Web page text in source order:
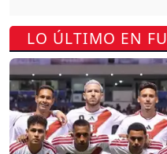
LO ÚLTIMO EN